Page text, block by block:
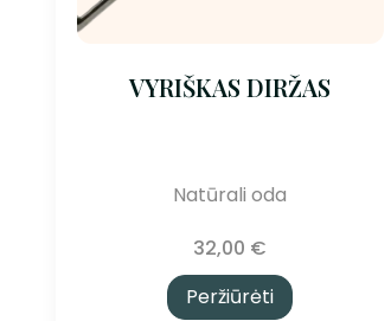
VYRIŠKAS DIRŽAS
Natūrali oda
32,00 €
Peržiūrėti